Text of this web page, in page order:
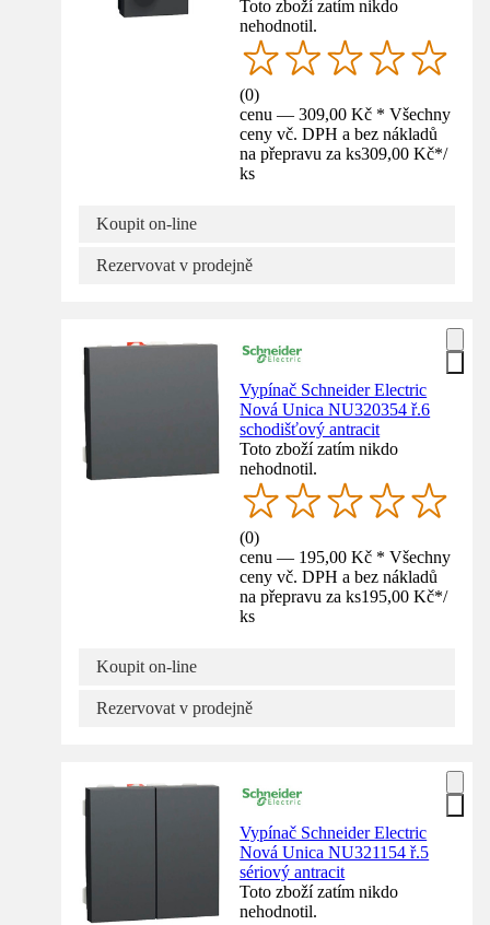
Toto zboží zatím nikdo
nehodnotil.
(0)
cenu — 309,00 Kč * Všechny
ceny vč. DPH a bez nákladů
na přepravu za ks309,00 Kč*/
ks
Koupit on-line
Rezervovat v prodejně
Vypínač Schneider Electric
Nová Unica NU320354 ř.6
schodišťový antracit
Toto zboží zatím nikdo
nehodnotil.
(0)
cenu — 195,00 Kč * Všechny
ceny vč. DPH a bez nákladů
na přepravu za ks195,00 Kč*/
ks
Koupit on-line
Rezervovat v prodejně
Vypínač Schneider Electric
Nová Unica NU321154 ř.5
sériový antracit
Toto zboží zatím nikdo
nehodnotil.